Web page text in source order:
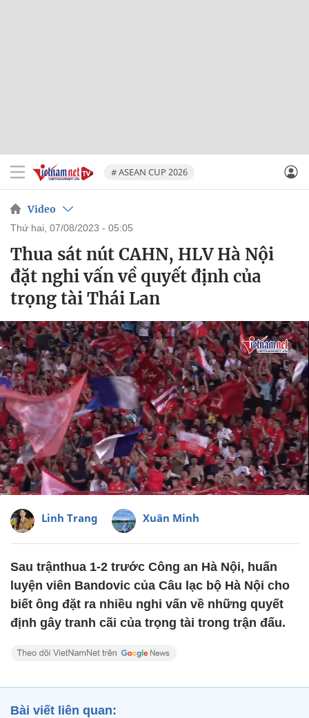
# ASEAN CUP 2026
Video
thứ hai, 07/08/2023 - 05:05
Thua sát nút CAHN, HLV Hà Nội
đặt nghi vấn về quyết định của
trọng tài Thái Lan
Linh Trang Xuân Minh
Sau trậnthua 1-2 trước Công an Hà Nội, huấn
luyện viên Bandovic của Câu lạc bộ Hà Nội cho
biết ông đặt ra nhiều nghi vấn về những quyết
định gây tranh cãi của trọng tài trong trận đấu.
Bài viết liên quan: